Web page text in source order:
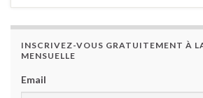
INSCRIVEZ-VOUS GRATUITEMENT À
MENSUELLE
Email